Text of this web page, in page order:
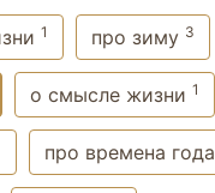
1 про зиму 3
о смысле жизни 1
про времена года